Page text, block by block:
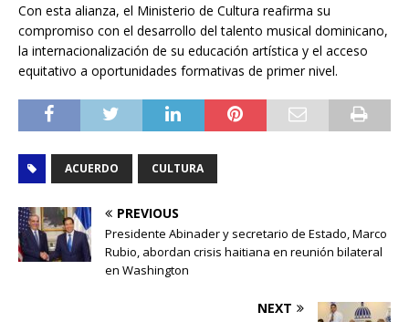
Con esta alianza, el Ministerio de Cultura reafirma su
compromiso con el desarrollo del talento musical dominicano,
la internacionalización de su educación artística y el acceso
equitativo a oportunidades formativas de primer nivel.
ACUERDO CULTURA
PREVIOUS
Presidente Abinader y secretario de Estado, Marco
Rubio, abordan crisis haitiana en reunión bilateral
en Washington
NEXT